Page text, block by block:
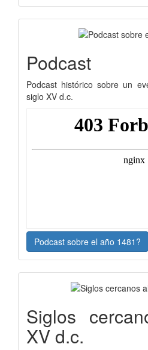
Podcast
Podcast histórico sobre un
siglo XV d.c.
Podcast sobre el año 1481?
Siglos
XV d.c.